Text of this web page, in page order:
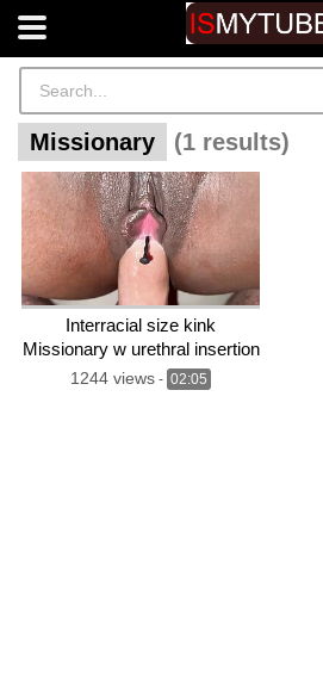
Missionary (1 results)
Interracial size kink
Missionary w urethral insertion
in her. Female peehole play
during sex
1244 views - 02:05